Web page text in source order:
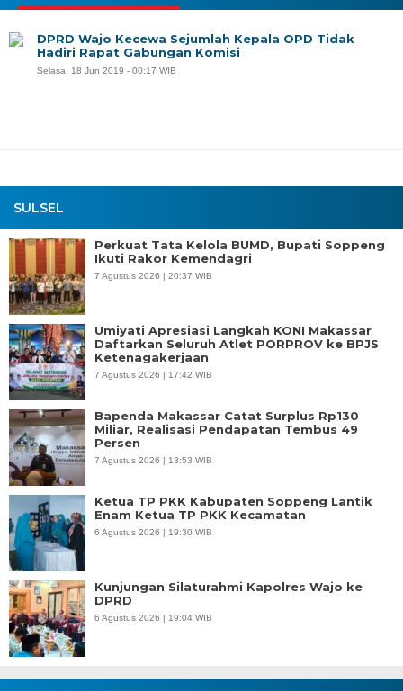
SULSEL
Perkuat Tata Kelola BUMD, Bupati Soppeng
Ikuti Rakor Kemendagri
7 Agustus 2026 | 20:37 WIB
Umiyati Apresiasi Langkah KONI Makassar
Daftarkan Seluruh Atlet PORPROV ke BPJS
Ketenagakerjaan
7 Agustus 2026 | 17:42 WIB
Bapenda Makassar Catat Surplus Rp130
Miliar, Realisasi Pendapatan Tembus 49
Persen
7 Agustus 2026 | 13:53 WIB
Ketua TP PKK Kabupaten Soppeng Lantik
Enam Ketua TP PKK Kecamatan
6 Agustus 2026 | 19:30 WIB
Kunjungan Silaturahmi Kapolres Wajo ke
DPRD
6 Agustus 2026 | 19:04 WIB
DPRD Wajo Kecewa Sejumlah Kepala OPD Tidak
Hadiri Rapat Gabungan Komisi
Selasa, 18 Jun 2019 - 00:17 WIB